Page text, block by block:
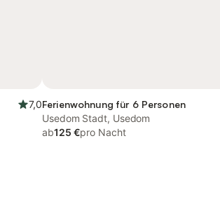
7,0Ferienwohnung für 6 Personen
Usedom Stadt, Usedom
ab125 €pro Nacht